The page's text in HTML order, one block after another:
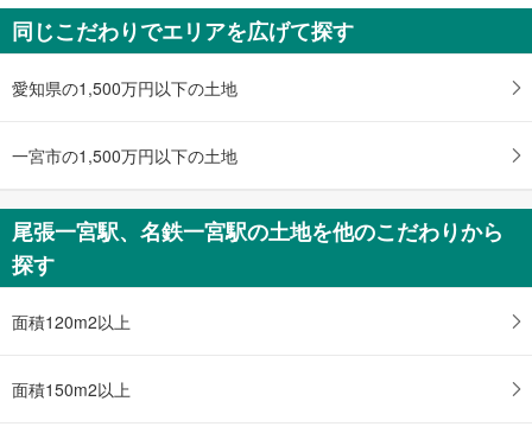
マ
イ
ペ
に
存
す
る
同じこだわりでエリアを広げて探す
愛知県の1,500万円以下の土地
一宮市の1,500万円以下の土地
尾張一宮駅、名鉄一宮駅の土地を他のこだわりから
探す
面積120m2以上
面積150m2以上